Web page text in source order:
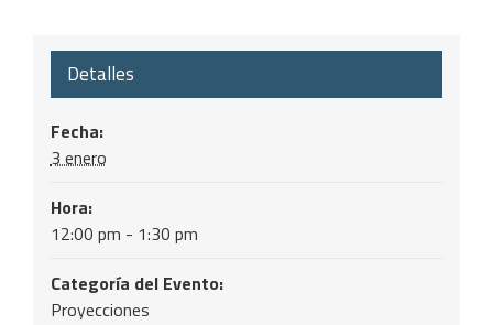
Detalles
Fecha:
3 enero
Hora:
12:00 pm - 1:30 pm
Categoría del Evento:
Proyecciones